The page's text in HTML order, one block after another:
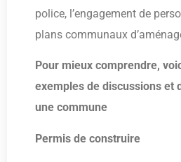
police, l’engagement de
plans communaux
Pour mieux comprendre,
exemples de discussions et
une commune
Permis de construire